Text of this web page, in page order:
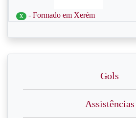
X - Formado em Xerém
Gols
Assistências